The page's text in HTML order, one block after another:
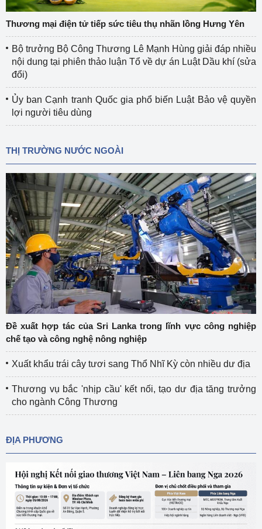
Thương mại điện tử tiếp sức tiêu thụ nhãn lồng Hưng Yên
Bộ trưởng Bộ Công Thương Lê Mạnh Hùng giải đáp nhiều
nội dung tại phiên thảo luận Tổ về dự án Luật Dầu khí (sửa
đổi)
Ủy ban Cạnh tranh Quốc gia phổ biến Luật Bảo vệ quyền
lợi người tiêu dùng
THỊ TRƯỜNG NƯỚC NGOÀI
Đề xuất hợp tác của Sri Lanka trong lĩnh vực công nghiệp
chế tạo và công nghệ nông nghiệp
Xuất khẩu trái cây tươi sang Thổ Nhĩ Kỳ còn nhiều dư địa
Thương vụ bắc 'nhịp cầu' kết nối, tạo dư địa tăng trưởng
cho ngành Công Thương
ĐỊA PHƯƠNG